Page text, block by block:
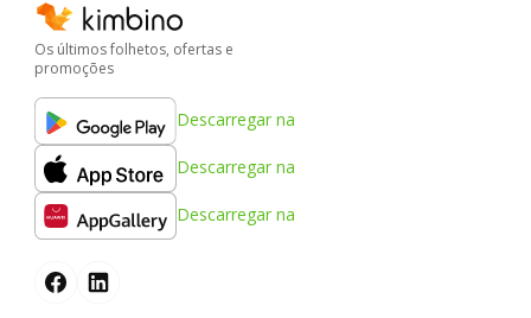
Os últimos folhetos, ofertas e
promoções
Descarregar na
Descarregar na
Descarregar na